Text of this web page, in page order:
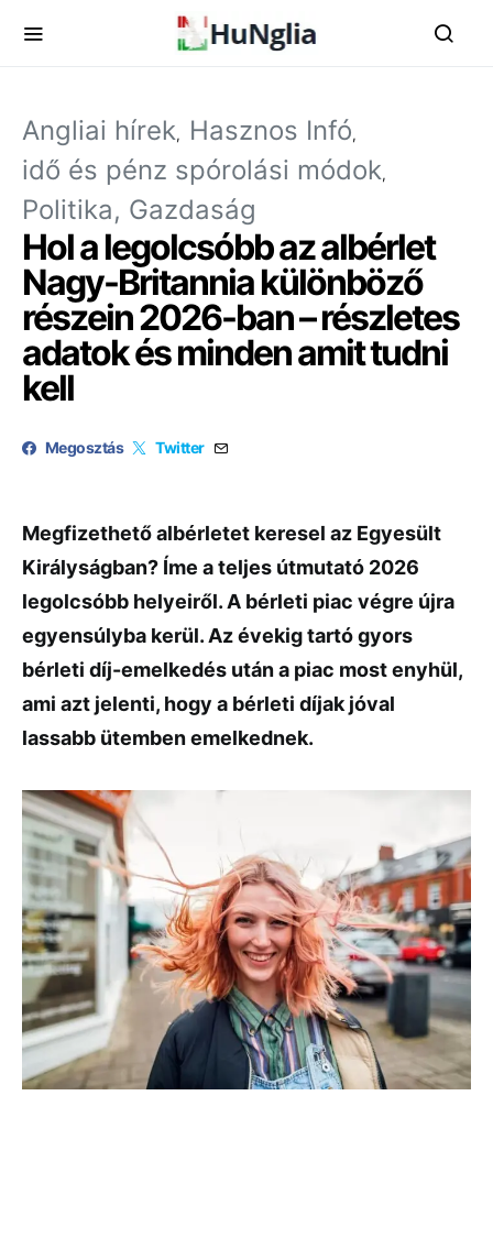
Angliai hírek Hasznos Infó
idő és pénz spórolási módok
Politika, Gazdaság
Hol a legolcsóbb az albérlet
Nagy-Britannia különböző
részein 2026-ban – részletes
adatok és minden amit tudni
kell
Megosztás Twitter
Megfizethető albérletet keresel az Egyesült
Királyságban? Íme a teljes útmutató 2026
legolcsóbb helyeiről. A bérleti piac végre újra
egyensúlyba kerül. Az évekig tartó gyors
bérleti díj-emelkedés után a piac most enyhül,
ami azt jelenti, hogy a bérleti díjak jóval
lassabb ütemben emelkednek.